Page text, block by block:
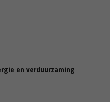
en verduurzaming